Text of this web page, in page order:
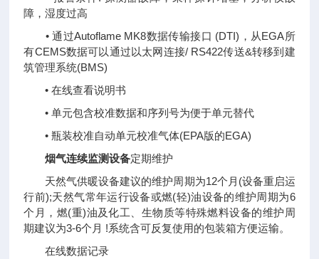
障，湿度过高
• 通过Autoflame MK8数据传输接口 (DTI)，从EGA所
有CEMS数据可以通过以太网连接/ RS422传送&转移到建
筑管理系统(BMS)
• 在线查看说明书
• 单元包含校准数据和序列号为便于单元替代
• 瓶装校准自动单元校准气体(EPA版的EGA)
烟气连续监测设备定期维护
天然气供暖设备建议的维护周期为12个月(设备重启运
行前);天然气常年运行设备或燃(轻)油设备的维护周期为6
个月，燃(重)油及化工、生物质等特殊燃料设备的维护周
期建议为3-6个月 !系统含可反复使用的包装箱方便运输。
在线数据记录